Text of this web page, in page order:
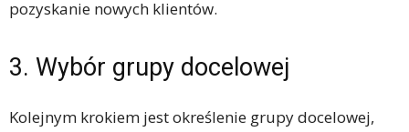
pozyskanie nowych klientów.
3. Wybór grupy docelowej
Kolejnym krokiem jest określenie grupy docelowej,